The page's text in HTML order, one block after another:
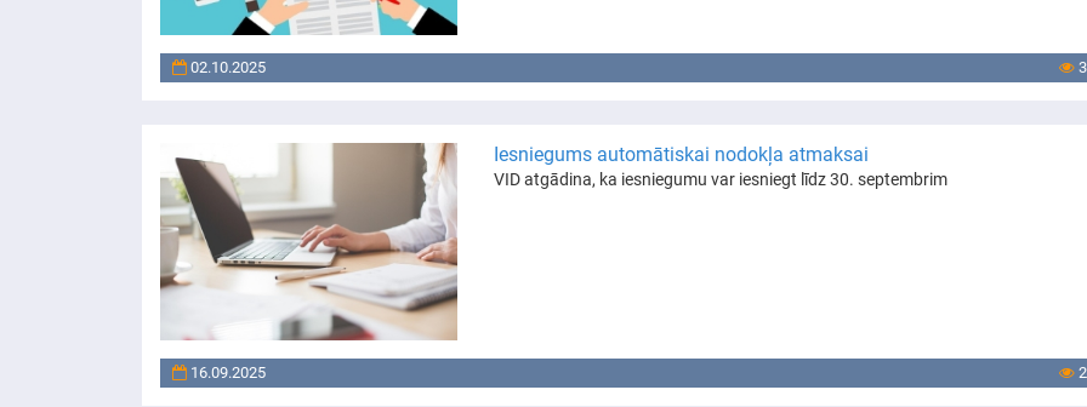
02.10.2025
Iesniegums automātiskai nodokļa atmaksai
VID atgādina, ka iesniegumu var iesniegt līdz 30. septembrim
16.09.2025